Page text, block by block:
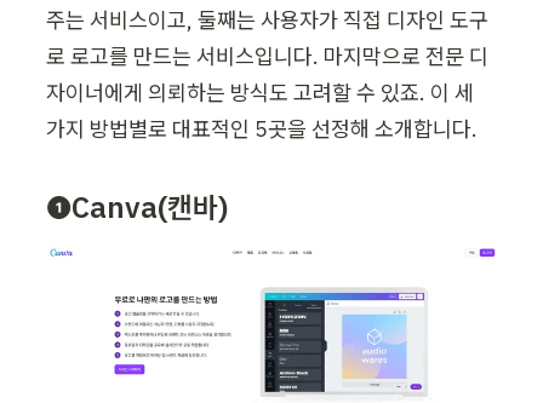
주는 서비스이고, 둘째는 사용자가 직접 디자인 도구
로 로고를 만드는 서비스입니다. 마지막으로 전문 디
자이너에게 의뢰하는 방식도 고려할 수 있죠. 이 세
가지 방법별로 대표적인 5곳을 선정해 소개합니다.
❶Canva(캔바)